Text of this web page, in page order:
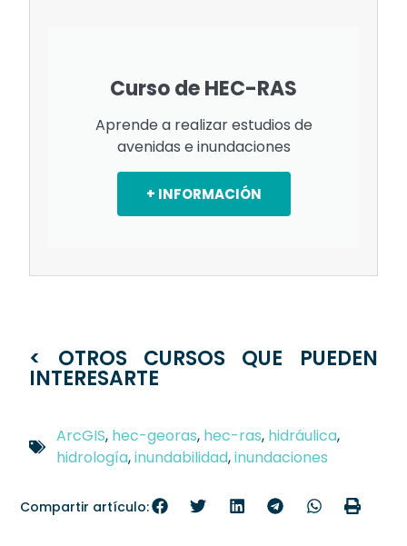
Curso de HEC-RAS
Aprende a realizar estudios de
avenidas e inundaciones
+ INFORMACIÓN
< OTROS CURSOS QUE PUEDEN
INTERESARTE
ArcGIS, hec-georas, hec-ras, hidráulica,
hidrología,inundabilidad,inundaciones
Compartir artículo: